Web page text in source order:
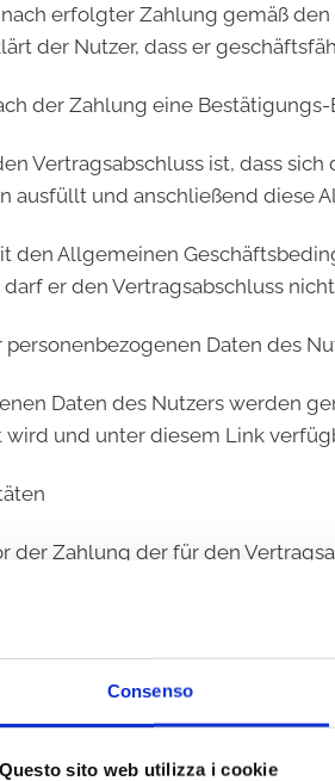
Consenso
Questo sito web utilizza i cookie
erfolgter Zahlung gemäß
der Nutzer, dass er
der Zahlung eine Bestätigungs-
Vertragsabschluss ist, dass
ausfüllt und anschließend diese
den Allgemeinen
er den Vertragsabschluss
Daten des
Daten des Nutzers werden
und unter diesem Link
der Zahlung der für den
Schaltfläche „Bezahlen“ kann
Stripe gewählt
über den Zahlungen z. B.
zuvor registrieren, dich mit
weitere Anweisungen direkt